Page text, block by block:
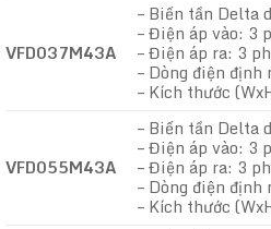
VFD037M43A
– Biến tần Delta
– Điện áp vào: 3
– Điện áp ra: 3
– Dòng điện định
– Kích thước
VFD055M43A
– Biến tần Delta
– Điện áp vào: 3
– Điện áp ra: 3
– Dòng điện định
– Kích thước